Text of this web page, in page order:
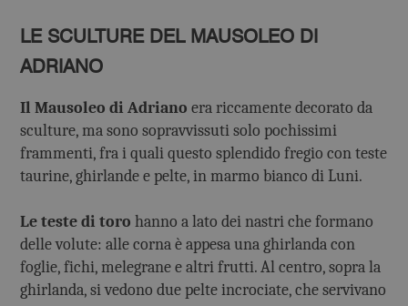
LE SCULTURE DEL MAUSOLEO DI
ADRIANO
Il Mausoleo di Adriano era riccamente decorato da
sculture, ma sono sopravvissuti solo pochissimi
frammenti, fra i quali questo splendido fregio con teste
taurine, ghirlande e pelte, in marmo bianco di Luni.
Le teste di toro hanno a lato dei nastri che formano
delle volute: alle corna è appesa una ghirlanda con
foglie, fichi, melegrane e altri frutti. Al centro, sopra la
ghirlanda, si vedono due pelte incrociate, che servivano